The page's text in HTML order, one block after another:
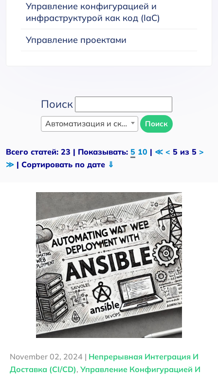
Управление конфигурацией и
инфраструктурой как код (IaC)
Управление проектами
Поиск
Автоматизация и скриптинг Поиск
Всего статей: 23 | Показывать: 5 10 | ≪ < 5 из 5 >
≫ | Сортировать по дате ⇓
November 02, 2024 | Непрерывная Интеграция И
Доставка (CI/CD), Управление Конфигурацией И